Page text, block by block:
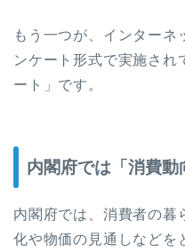
もう一つが、インターネ
ンケート形式で実施され
ート」です。
内閣府では「消費
内閣府では、消費者の暮
化や物価の見通しなどを